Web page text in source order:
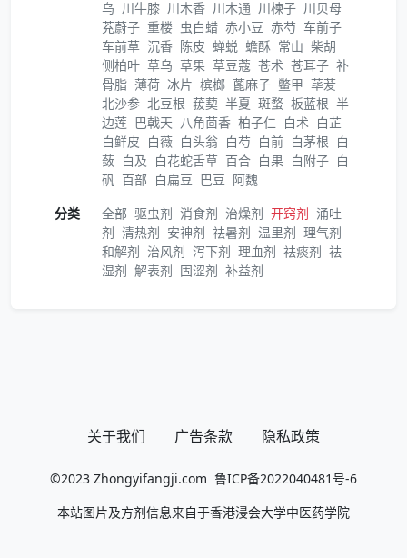
乌 川牛膝 川木香 川木通 川楝子 川贝母
茺蔚子 重楼 虫白蜡 赤小豆 赤芍 车前子
车前草 沉香 陈皮 蝉蜕 蟾酥 常山 柴胡
侧柏叶 草乌 草果 草豆蔻 苍术 苍耳子 补
骨脂 薄荷 冰片 槟榔 蓖麻子 鳖甲 荜茇
北沙参 北豆根 菝葜 半夏 斑蝥 板蓝根 半
边莲 巴戟天 八角茴香 柏子仁 白术 白芷
白鲜皮 白薇 白头翁 白芍 白前 白茅根 白
蔹 白及 白花蛇舌草 百合 白果 白附子 白
矾 百部 白扁豆 巴豆 阿魏
分类
全部 驱虫剂 消食剂 治燥剂 开窍剂 涌吐
剂 清热剂 安神剂 祛暑剂 温里剂 理气剂
和解剂 治风剂 泻下剂 理血剂 祛痰剂 祛
湿剂 解表剂 固涩剂 补益剂
关于我们 广告条款 隐私政策
©2023 Zhongyifangji.com 鲁ICP备2022040481号-6
本站图片及方剂信息来自于香港浸会大学中医药学院